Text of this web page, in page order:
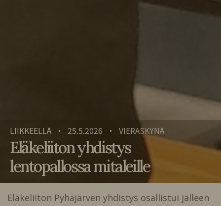
LIIKKEELLÄ • 25.5.2026 • VIERASKYNÄ
Eläkeliiton yhdistys
lentopallossa mitaleille
Eläkeliiton Pyhäjärven yhdistys osallistui jälleen